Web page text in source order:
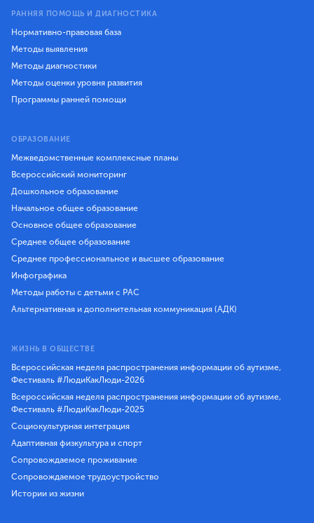
РАННЯЯ ПОМОЩЬ И ДИАГНОСТИКА
Нормативно-правовая база
Методы выявления
Методы диагностики
Методы оценки уровня развития
Программы ранней помощи
ОБРАЗОВАНИЕ
Межведомственные комплексные планы
Всероссийский мониторинг
Дошкольное образование
Начальное общее образование
Основное общее образование
Среднее общее образование
Среднее профессиональное и высшее образование
Инфографика
Методы работы с детьми с РАС
Альтернативная и дополнительная коммуникация (АДК)
ЖИЗНЬ В ОБЩЕСТВЕ
Всероссийская неделя распространения информации об аутизме,
Фестиваль #ЛюдиКакЛюди-2026
Всероссийская неделя распространения информации об аутизме,
Фестиваль #ЛюдиКакЛюди-2025
Социокультурная интеграция
Адаптивная физкультура и спорт
Сопровождаемое проживание
Сопровождаемое трудоустройство
Истории из жизни